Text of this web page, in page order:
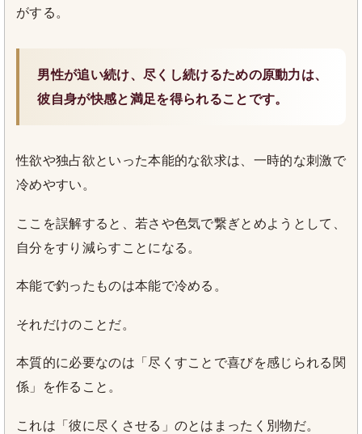
がする。
男性が追い続け、尽くし続けるための原動力は、
彼自身が快感と満足を得られることです。
性欲や独占欲といった本能的な欲求は、一時的な刺激で
冷めやすい。
ここを誤解すると、若さや色気で繋ぎとめようとして、
自分をすり減らすことになる。
本能で釣ったものは本能で冷める。
それだけのことだ。
本質的に必要なのは「尽くすことで喜びを感じられる関
係」を作ること。
これは「彼に尽くさせる」のとはまったく別物だ。